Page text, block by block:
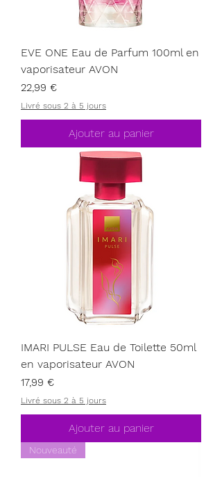
EVE ONE Eau de Parfum 100ml en
vaporisateur AVON
Prix
22,99 €
Livré sous 2 à 5 jours
Ajouter au panier
IMARI PULSE Eau de Toilette 50ml
en vaporisateur AVON
Prix
17,99 €
Livré sous 2 à 5 jours
Ajouter au panier
Nouveauté